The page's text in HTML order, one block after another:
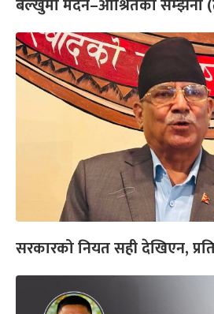
बल्खुमा मदन–आश्रितको सम्झना
सरकारको नियत सही देखिएन,